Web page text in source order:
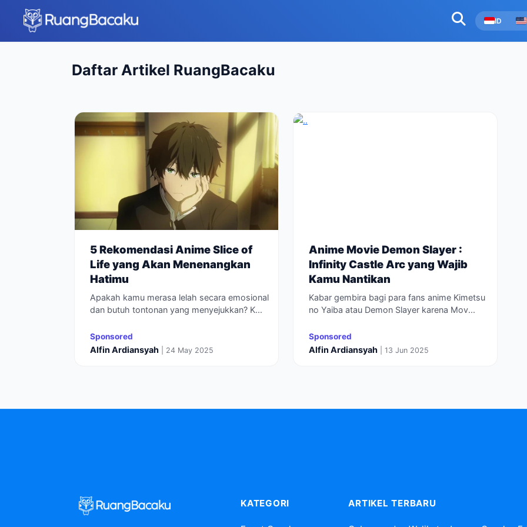
ID
Daftar Artikel RuangBacaku
5 Rekomendasi Anime Slice of
Life yang Akan Menenangkan
Hatimu
Apakah kamu merasa lelah secara emosional
dan butuh tontonan yang menyejukkan? K...
Sponsored
Alfin Ardiansyah | 24 May 2025
Anime Movie Demon Slayer :
Infinity Castle Arc yang Wajib
Kamu Nantikan
Kabar gembira bagi para fans anime Kimetsu
no Yaiba atau Demon Slayer karena Mov...
Sponsored
Alfin Ardiansyah | 13 Jun 2025
KATEGORI ARTIKEL TERBARU